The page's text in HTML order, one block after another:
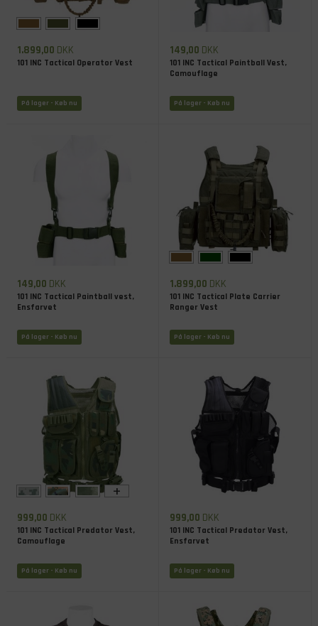
1.899,00 DKK
101 INC Tactical Operator Vest
På lager - Køb nu
149,00 DKK
101 INC Tactical Paintball Vest,
Camouflage
På lager - Køb nu
149,00 DKK
101 INC Tactical Paintball vest,
Ensfarvet
På lager - Køb nu
1.899,00 DKK
101 INC Tactical Plate Carrier
Ranger Vest
På lager - Køb nu
+
999,00 DKK
101 INC Tactical Predator Vest,
Camouflage
På lager - Køb nu
999,00 DKK
101 INC Tactical Predator Vest,
Ensfarvet
På lager - Køb nu